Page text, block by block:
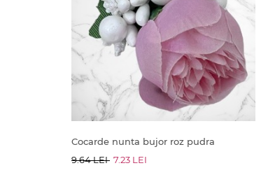
Cocarde nunta bujor roz pudra
9.64 LEI 7.23 LEI